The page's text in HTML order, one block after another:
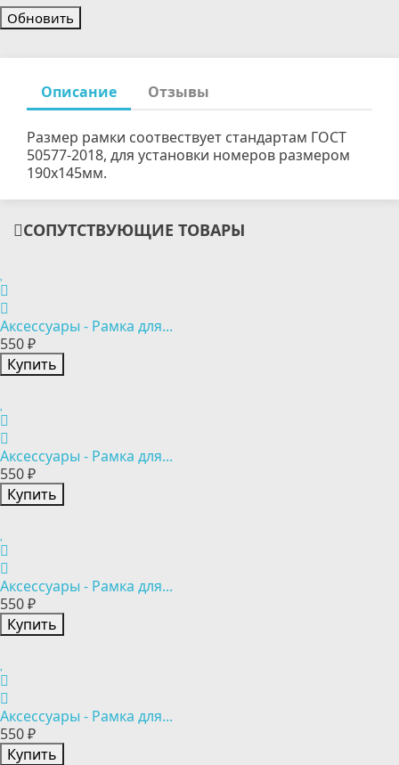
Описание Отзывы
Размер рамки соотвествует стандартам ГОСТ
50577-2018, для установки номеров размером
190х145мм.
СОПУТСТВУЮЩИЕ ТОВАРЫ
Аксессуары - Рамка для...
550 ₽
Купить
Аксессуары - Рамка для...
550 ₽
Купить
Аксессуары - Рамка для...
550 ₽
Купить
Аксессуары - Рамка для...
550 ₽
Купить